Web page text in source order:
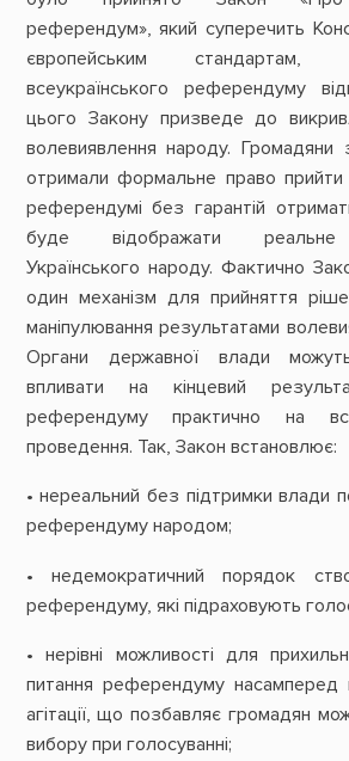
референдум», який суперечить
європейським
всеукраїнського референдуму
цього Закону призведе до
волевиявлення народу.
отримали формальне право прийти
референдумі без гарантій
буде відображати реальне
Українського народу. Фактично
один механізм для прийняття
маніпулювання результатами
Органи державної влади
впливати на кінцевий
референдуму практично на
проведення. Так, Закон встановлює:
• нереальний без підтримки влади
референдуму народом;
• недемократичний порядок
референдуму, які підраховують
• нерівні можливості для
питання референдуму
агітації, що позбавляє громадян
вибору при голосуванні;